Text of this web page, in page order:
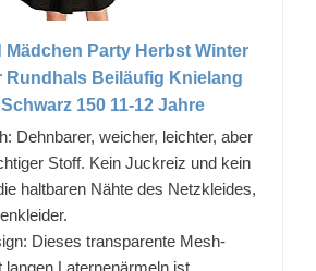
Party Herbst Winter
Rundhals Beiläufig Knielang
150 11-12 Jahre
Dehnbarer, weicher, leichter, aber
Stoff. Kein Juckreiz und kein
haltbaren Nähte des Netzkleides,
Dieses transparente Mesh-